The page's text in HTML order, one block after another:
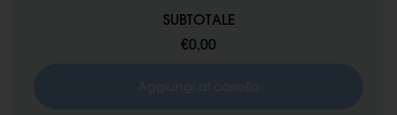
SUBTOTALE
€0,00